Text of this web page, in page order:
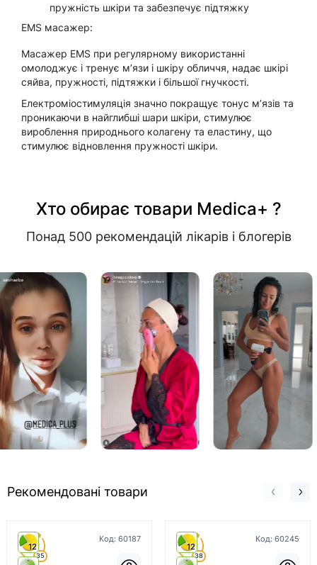
пружність шкіри та забезпечує підтяжку
EMS масажер:
Масажер EMS при регулярному використанні
омолоджує і тренує м’язи і шкіру обличчя, надає шкірі
сяйва, пружності, підтяжки і більшої гнучкості.
Електроміостимуляція значно покращує тонус м’язів та
проникаючи в найглибші шари шкіри, стимулює
вироблення природнього колагену та еластину, що
стимулює відновлення пружності шкіри.
Хто обирає товари Medica+ ?
Понад 500 рекомендацій лікарів і блогерів
Рекомендовані товари
Код: 60187
4.9
35
12
Код: 60245
4.8
38
12